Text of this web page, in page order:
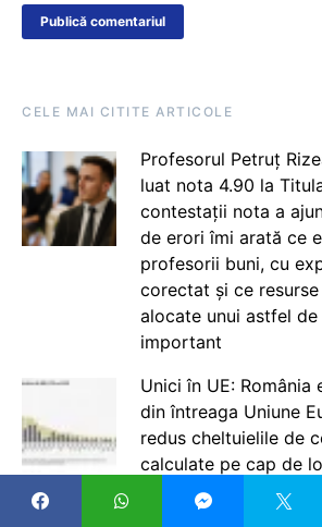
CELE MAI CITITE ARTICOLE
Profesorul Petruț
luat nota 4.90 la
contestații nota a
de erori îmi arată ce
profesorii buni, cu
corectat și ce
alocate unui astfel
important
Unici în UE: România
din întreaga Uniune
redus cheltuielile de
calculate pe cap de
deceniu. Între 2015-
comunitar a crescut